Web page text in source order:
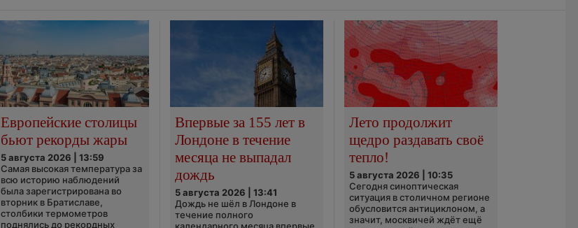
Европейские столицы
бьют рекорды жары
5 августа 2026 | 13:59
Самая высокая температура за
всю историю наблюдений
была зарегистрирована во
вторник в Братиславе,
столбики термометров
поднялись до рекордных
Впервые за 155 лет в
Лондоне в течение
месяца не выпадал
дождь
5 августа 2026 | 13:41
Дождь не шёл в Лондоне в
течение полного
календарного месяца впервые
Лето продолжит
щедро раздавать своё
тепло!
5 августа 2026 | 10:35
Сегодня синоптическая
ситуация в столичном регионе
обусловится антициклоном, а
значит, москвичей ждёт ещё